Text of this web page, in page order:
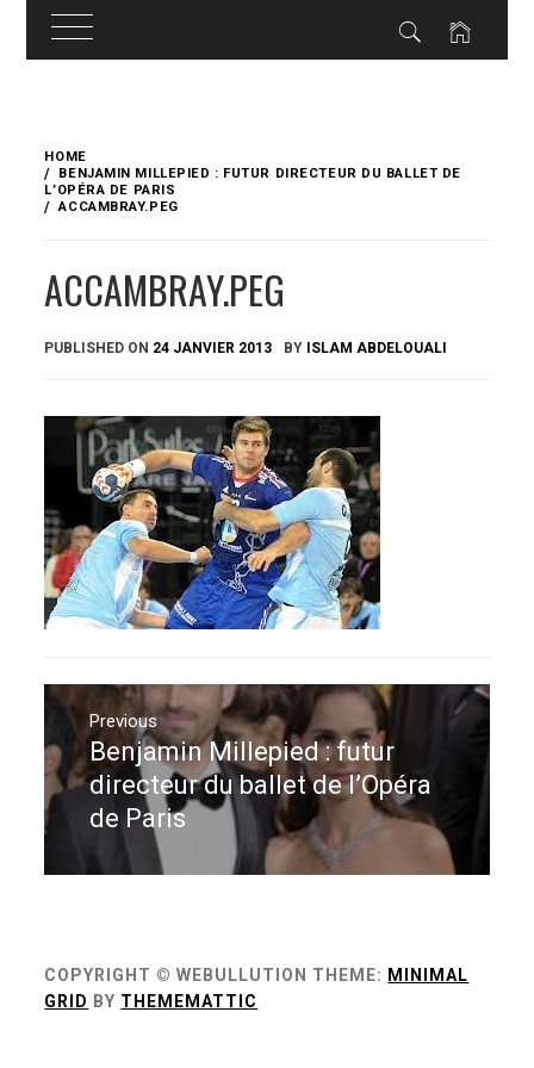
content
HOME
BENJAMIN MILLEPIED : FUTUR DIRECTEUR DU BALLET DE
L’OPÉRA DE PARIS
ACCAMBRAY.PEG
ACCAMBRAY.PEG
PUBLISHED ON 24 JANVIER 2013 BY ISLAM ABDELOUALI
Navigation
de
l’article
Previous
Previous
post:
Benjamin Millepied : futur
directeur du ballet de l’Opéra
de Paris
COPYRIGHT © WEBULLUTION THEME: MINIMAL
GRID BY THEMEMATTIC